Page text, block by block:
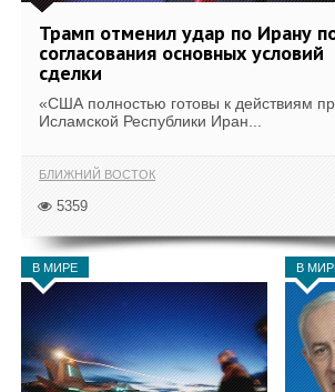
Трамп отменил удар по Ирану
согласования основных условий
сделки
«США полностью готовы к действиям
Исламской Республики Иран...
БЛИЖНИЙ ВОСТОК
5359
В МИРЕ В